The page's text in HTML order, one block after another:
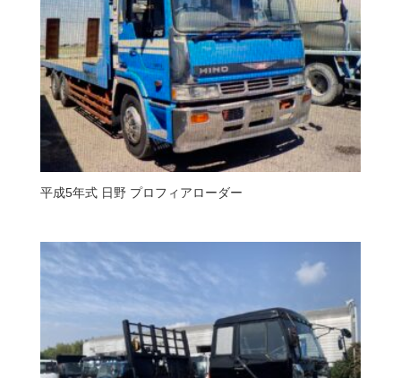
平成5年式 日野 プロフィアローダー